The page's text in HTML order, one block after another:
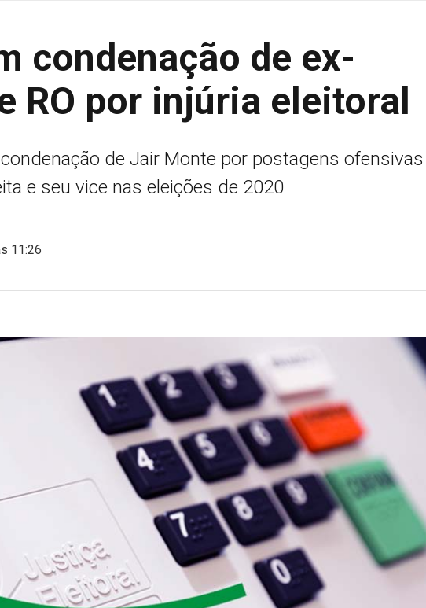
condenação de ex-
RO por injúria eleitoral
de Jair Monte por postagens ofensivas
e seu vice nas eleições de 2020
11:26